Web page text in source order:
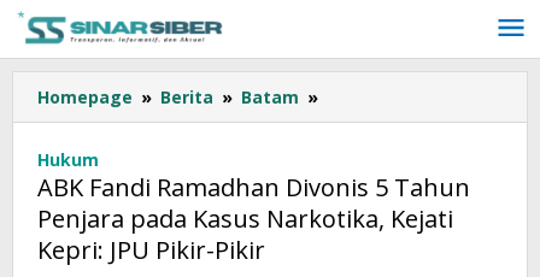
Lewati
konten
Homepage » Berita » Batam »
Fandi
5
Tahun
Hukum
ABK Fandi Ramadhan Divonis 5 Tahun
Penjara pada Kasus Narkotika, Kejati
Kepri: JPU Pikir-Pikir